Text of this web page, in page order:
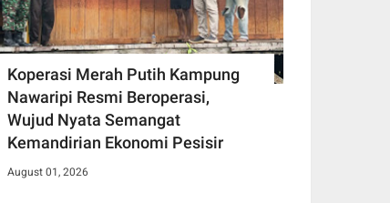
Koperasi Merah Putih Kampung
Nawaripi Resmi Beroperasi,
Wujud Nyata Semangat
Kemandirian Ekonomi Pesisir
August 01, 2026